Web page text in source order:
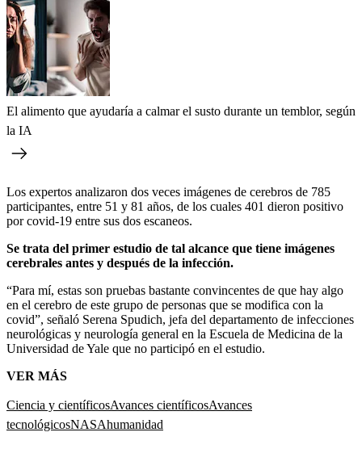
El alimento que ayudaría a calmar el susto durante un temblor, según
la IA
Los expertos analizaron dos veces imágenes de cerebros de 785
participantes, entre 51 y 81 años, de los cuales 401 dieron positivo
por covid-19 entre sus dos escaneos.
Se trata del primer estudio de tal alcance que tiene imágenes
cerebrales antes y después de la infección.
“Para mí, estas son pruebas bastante convincentes de que hay algo
en el cerebro de este grupo de personas que se modifica con la
covid”, señaló Serena Spudich, jefa del departamento de infecciones
neurológicas y neurología general en la Escuela de Medicina de la
Universidad de Yale que no participó en el estudio.
VER MÁS
Ciencia y científicosAvances científicosAvances
tecnológicosNASAhumanidad